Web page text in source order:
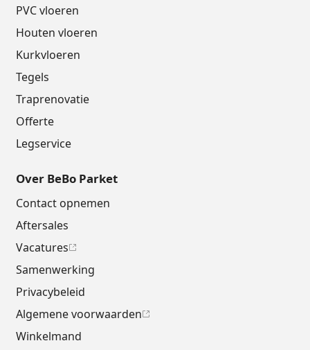
PVC vloeren
Houten vloeren
Kurkvloeren
Tegels
Traprenovatie
Offerte
Legservice
Over BeBo Parket
Contact opnemen
Aftersales
Vacatures
Samenwerking
Privacybeleid
Algemene voorwaarden
Winkelmand